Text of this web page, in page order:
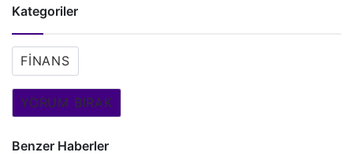
Kategoriler
FINANS
YORUM BIRAK
Benzer Haberler